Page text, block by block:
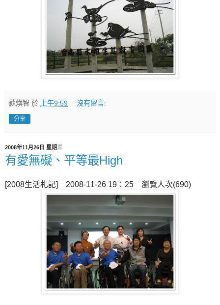
蘇煥智 於 上午9:59 沒有留言:
分享
2008年11月26日 星期三
有愛無礙、平等最High
[2008生活札記] 2008-11-26 19：25 瀏覽人次(690)